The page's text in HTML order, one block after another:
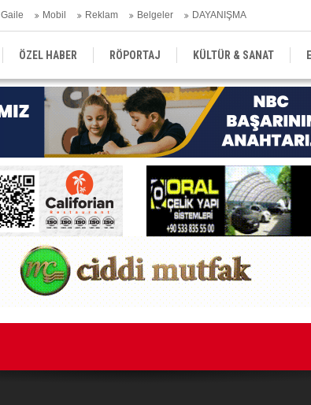
Gaile Mobil Reklam Belgeler DAYANIŞMA
ÖZEL HABER RÖPORTAJ KÜLTÜR & SANAT
YEREL YÖNETİM DERGİLER SEKTÖR